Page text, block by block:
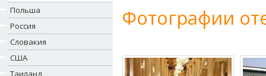
Польша
Россия
Словакия
США
Таиланд
Фотографии